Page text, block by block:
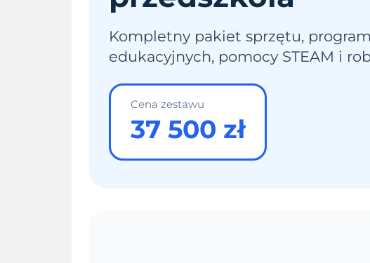
Kompletny pakiet sprzętu,
edukacyjnych, pomocy STEAM i
Cena zestawu
37 500 zł